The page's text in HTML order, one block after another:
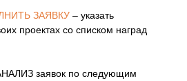
ЗАЯВКУ – указать
проектах со списком наград
заявок по следующим